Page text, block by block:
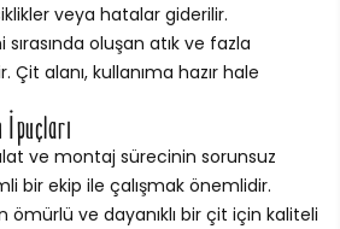
veya hatalar giderilir.
oluşan atık ve fazla
alanı, kullanıma hazır hale
İpuçları
ve montaj sürecinin sorunsuz
bir ekip ile çalışmak önemlidir.
ömürlü ve dayanıklı bir çit için kaliteli